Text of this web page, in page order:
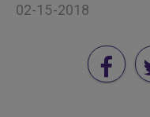
02-15-2018